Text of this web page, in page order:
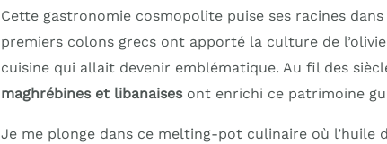
Cette gastronomie cosmopolite puise ses racines
premiers colons grecs ont apporté la culture de
cuisine qui allait devenir emblématique. Au fil des
maghrébines et libanaisesont enrichi ce patrimoine
Je me plonge dans ce melting-pot culinaire où l’huile